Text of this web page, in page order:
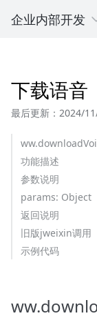
企业内部开发
下载语音
最后更新：2024/
功能描述
参数说明
params: Object
返回说明
旧版jweixin调用
示例代码